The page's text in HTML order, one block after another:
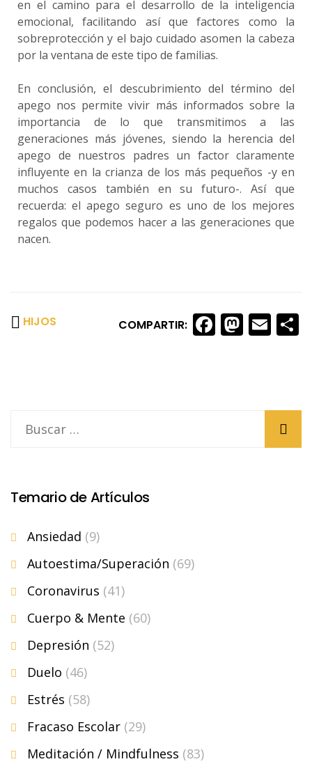
en el camino para el desarrollo de la inteligencia
emocional, facilitando así que factores como la
sobreprotección y el bajo cuidado asomen la cabeza
por la ventana de este tipo de familias.
En conclusión, el descubrimiento del término del
apego nos permite vivir más informados sobre la
importancia de lo que transmitimos a las
generaciones más jóvenes, siendo la herencia del
apego de nuestros padres un factor claramente
influyente en la crianza de los más pequeños -y en
muchos casos también en su futuro-. Así que
recuerda: el apego seguro es uno de los mejores
regalos que podemos hacer a las generaciones que
nacen.
HIJOS COMPARTIR:
Temario de Artículos
Ansiedad (9)
Autoestima/Superación (69)
Coronavirus (41)
Cuerpo & Mente (60)
Depresión (52)
Duelo (46)
Estrés (58)
Fracaso Escolar (29)
Meditación / Mindfulness (83)